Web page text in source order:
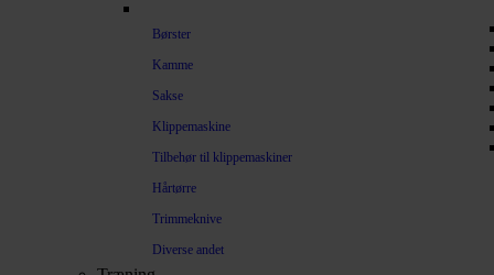
Børster
Kamme
Sakse
Klippemaskine
Tilbehør til klippemaskiner
Hårtørre
Trimmeknive
Diverse andet